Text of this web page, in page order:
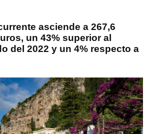
asciende a 267,6
un 43% superior al
del 2022 y un 4% respecto a